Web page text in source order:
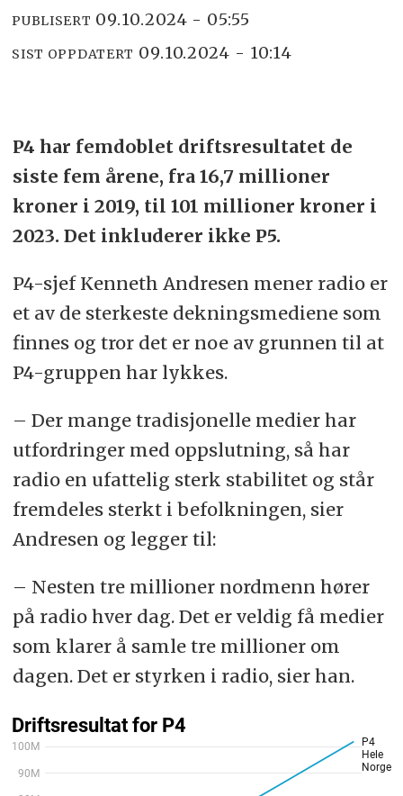
PUBLISERT 09.10.2024 - 05:55
SIST OPPDATERT 09.10.2024 - 10:14
P4 har femdoblet driftsresultatet de
siste fem årene, fra 16,7 millioner
kroner i 2019, til 101 millioner kroner i
2023. Det inkluderer ikke P5.
P4-sjef Kenneth Andresen mener radio er
et av de sterkeste dekningsmediene som
finnes og tror det er noe av grunnen til at
P4-gruppen har lykkes.
– Der mange tradisjonelle medier har
utfordringer med oppslutning, så har
radio en ufattelig sterk stabilitet og står
fremdeles sterkt i befolkningen, sier
Andresen og legger til:
– Nesten tre millioner nordmenn hører
på radio hver dag. Det er veldig få medier
som klarer å samle tre millioner om
dagen. Det er styrken i radio, sier han.